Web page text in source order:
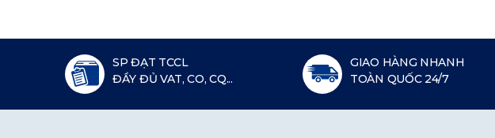
SP ĐẠT TCCL
ĐẦY ĐỦ VAT, CO, CQ...
GIAO HÀNG NHANH
TOÀN QUỐC 24/7